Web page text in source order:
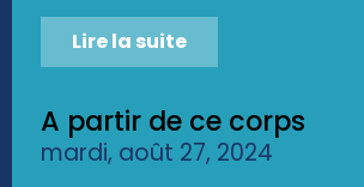
Lire la suite
A partir de ce corps
mardi, août 27, 2024